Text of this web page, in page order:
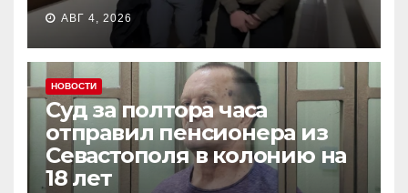
АВГ 4, 2026
НОВОСТИ
Суд за полтора часа
отправил пенсионера из
Севастополя в колонию на
18 лет